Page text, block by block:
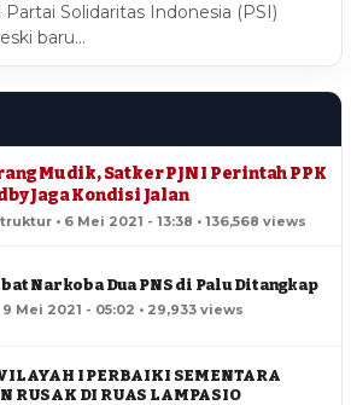
Solidaritas Indonesia (PSI)
baru…
Mudik, Satker PJN I Perintah PPK
Jaga Kondisi Jalan
• 6 Mei 2021 - 13:38 • 136,568 views
Narkoba Dua PNS di Palu Ditangkap
9 Mei 2021 - 05:02 • 29,933 views
I PERBAIKI SEMENTARA
RUSAK DI RUAS LAMPASIO